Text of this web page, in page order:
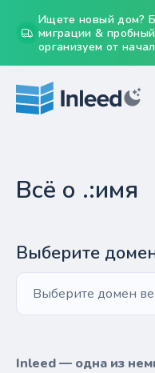
Ищете новый дом?
миграции &
организуем от
Всё о .:имя
Выберите
Выберите домен
Inleed — одна из